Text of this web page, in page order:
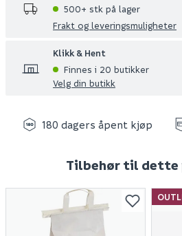
500+ stk på lager
Frakt og leveringsmuligheter
Klikk & Hent
Finnes i 20 butikker
Velg din butikk
180 dagers åpent kjøp
Tilbehør til